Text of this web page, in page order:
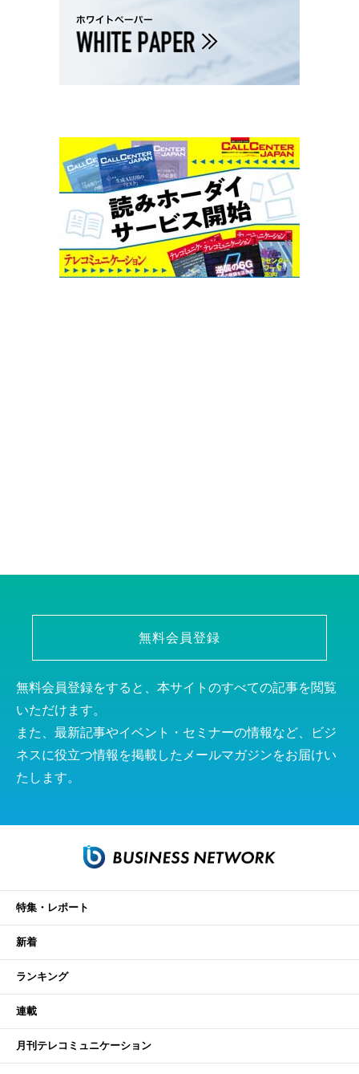
無料会員登録
無料会員登録をすると、本サイトのすべての記事を閲覧
いただけます。
また、最新記事やイベント・セミナーの情報など、ビジ
ネスに役立つ情報を掲載したメールマガジンをお届けい
たします。
特集・レポート
新着
ランキング
連載
月刊テレコミュニケーション